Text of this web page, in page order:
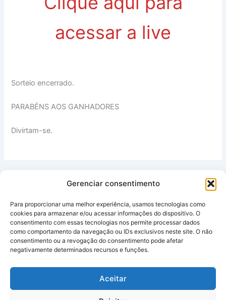
Gerenciar consentimento
Para proporcionar uma melhor experiência, usamos tecnologias como
cookies para armazenar e/ou acessar informações do dispositivo. O
consentimento com essas tecnologias nos permite processar dados
como comportamento da navegação ou IDs exclusivos neste site. O não
consentimento ou a revogação do consentimento pode afetar
negativamente determinados recursos e funções.
Aceitar
acessar a live
Sorteio encerrado.
PARABÉNS AOS GANHADORES
Divirtam-se.
© 2026SINTRALAB/MG– Sindicato dos Empregados e Técnicos
em Laboratório, Banco de Sangue e Análises Clínicas no Estado
de Minas Gerais.
Avenida Raja Gabaglia, 2280, sala 603 – Bairro Estoril – Belo
Horizonte/MG | (31) 2103-9200
Desenvolvimento e tecnologia: CGA Sistemas, Consultoria e